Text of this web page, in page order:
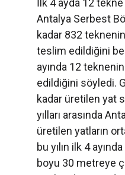
İlk 4 ayda 12
Antalya Serbest
kadar 832
teslim edildiğini
ayında 12
edildiğini söyledi.
kadar üretilen yat
yılları arasında
üretilen yatların
bu yılın ilk 4
boyu 30 metreye